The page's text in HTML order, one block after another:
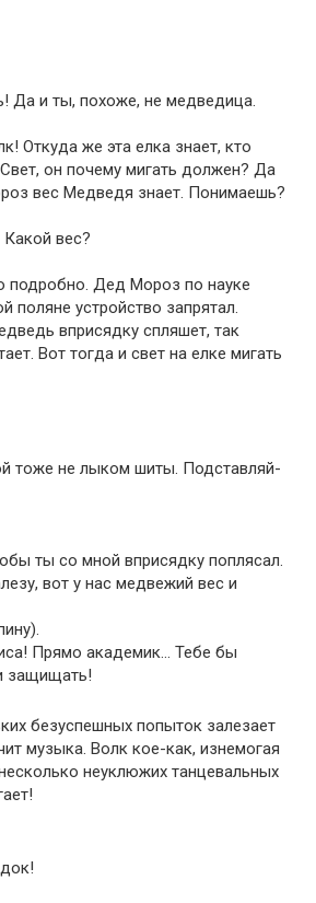
Да и ты, похоже, не медведица.
Откуда же эта елка знает, кто
он почему мигать должен? Да
вес Медведя знает. Понимаешь?
вес?
Дед Мороз по науке
поляне устройство запрятал.
вприсядку спляшет, так
Вот тогда и свет на елке мигать
тоже не лыком шиты. Подставляй-
ты со мной вприсядку поплясал.
вот у нас медвежий вес и
Прямо академик… Тебе бы
защищать!
безуспешных попыток залезает
музыка. Волк кое-как, изнемогая
неуклюжих танцевальных